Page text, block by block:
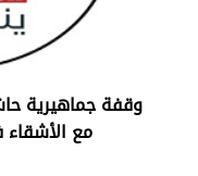
‏وقفة جماهيرية
مع